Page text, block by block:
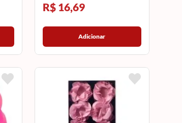
R$ 16,69
Adicionar